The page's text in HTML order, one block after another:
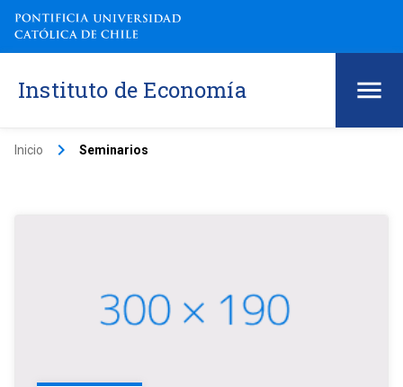
Instituto de Economía
Inicio keyboard_arrow_right Seminarios